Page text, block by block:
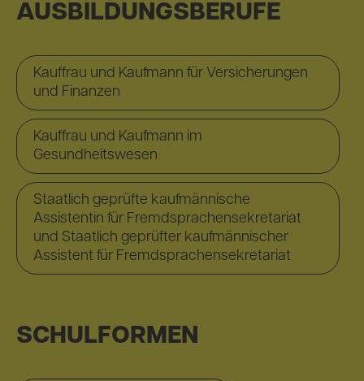
AUSBILDUNGSBERUFE
Kauffrau und Kaufmann für Versicherungen
und Finanzen
Kauffrau und Kaufmann im
Gesundheitswesen
Staatlich geprüfte kaufmännische
Assistentin für Fremdsprachensekretariat
und Staatlich geprüfter kaufmännischer
Assistent für Fremdsprachensekretariat
SCHULFORMEN